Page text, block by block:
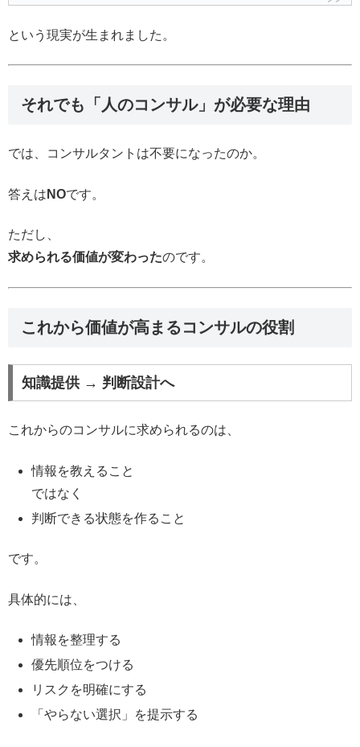
という現実が生まれました。
それでも「人のコンサル」が必要な理由
では、コンサルタントは不要になったのか。
答えは NOです。
ただし、
求められる価値が変わったのです。
これから価値が高まるコンサルの役割
知識提供 → 判断設計へ
これからのコンサルに求められるのは、
情報を教えること
ではなく
判断できる状態を作ること
です。
具体的には、
情報を整理する
優先順位をつける
リスクを明確にする
「やらない選択」を提示する